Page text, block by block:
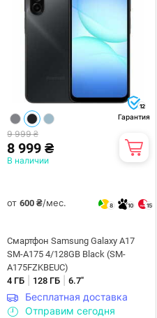
12
Гарантия
9 999 ₴
8 999 ₴
В наличии
от 600 ₴/мес. 8 10 15
Смартфон Samsung Galaxy A17
SM-A175 4/128GB Black (SM-
A175FZKBEUC)
4 ГБ
128 ГБ 6.7"
Бесплатная доставка
Отправим сегодня